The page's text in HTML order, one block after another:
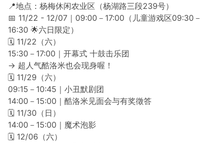
📍地点：杨梅休闲农业区（杨湖路三段239号）
📅 11/22 - 12/07｜09:00－17:00（儿童游戏区09:30－
16:30 🌟六日限定）
🗓 11/22（六）
15:30－17:00｜开幕式 十鼓击乐团
→ 超人气酷洛米也会现身喔！
🗓 11/29（六）
09:15－10:45｜小丑默剧团
14:00－15:00｜酷洛米见面会与有奖徵答
🗓 11/30（日）
14:00－15:00｜魔术泡影
🗓 12/06（六）